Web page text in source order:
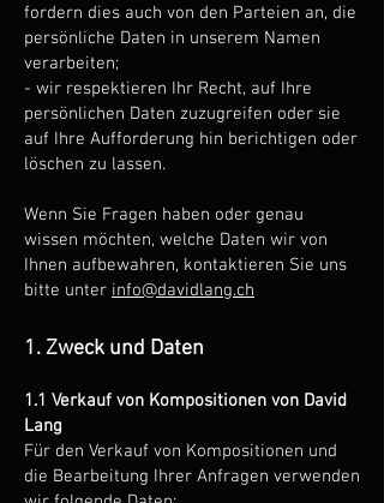
fordern dies auch von den Parteien an, die
persönliche Daten in unserem Namen
verarbeiten;
- wir respektieren Ihr Recht, auf Ihre
persönlichen Daten zuzugreifen oder sie
auf Ihre Aufforderung hin berichtigen oder
löschen zu lassen.
Wenn Sie Fragen haben oder genau
wissen möchten, welche Daten wir von
Ihnen aufbewahren, kontaktieren Sie uns
bitte unter info@davidlang.ch
1. Zweck und Daten
1.1 Verkauf von Kompositionen von David
Lang
Für den Verkauf von Kompositionen und
die Bearbeitung Ihrer Anfragen verwenden